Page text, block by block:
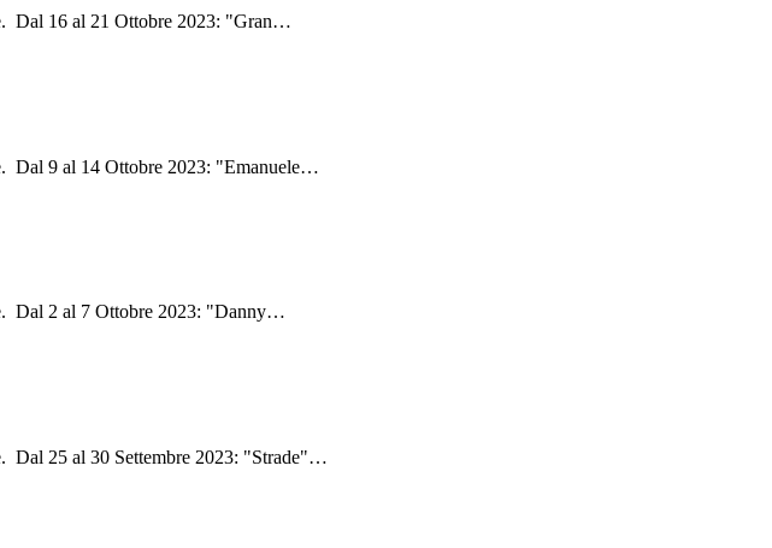
Dal 16 al 21 Ottobre 2023: "Gran…
Dal 9 al 14 Ottobre 2023: "Emanuele…
Dal 2 al 7 Ottobre 2023: "Danny…
Dal 25 al 30 Settembre 2023: "Strade"…